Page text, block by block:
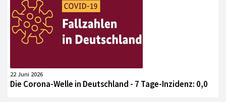
22 Juni 2026
Die Corona-Welle in Deutschland - 7 Tage-Inzidenz: 0,0